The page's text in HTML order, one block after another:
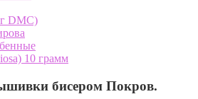
DMC)
10 грамм
бисером Покров.